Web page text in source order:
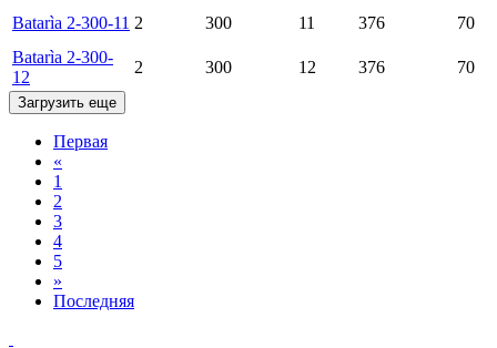
Batarìa 2-300-11 2 300 11 376
70
Batarìa 2-300-
12
2 300 12 376 70
Загрузить еще
Первая
«
1
2
3
4
5
»
Последняя